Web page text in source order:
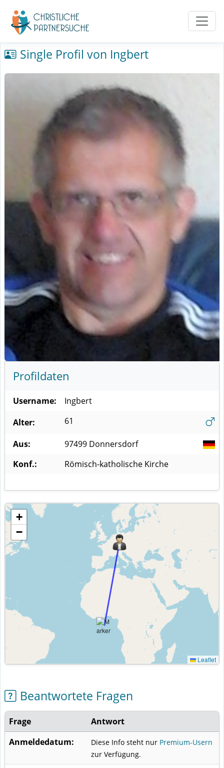
Single Profil von Ingbert
Profildaten
Username:
Ingbert
Alter:
61
Aus: 97499 Donnersdorf
Konf.:
Römisch-katholische Kirche
+
−
Leaflet
Beantwortete Fragen
Frage
Antwort
Anmeldedatum:
Diese Info steht nur Premium-Usern
zur Verfügung.